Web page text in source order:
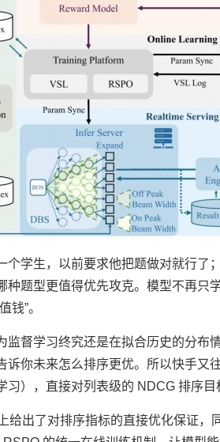
个学生，以前要求他把题做对就行了
种题型更值得优先攻克。模型不再只
钱”。
监督学习终究还是在拟合历史的分布
诉你未来怎么排序更优。所以快手又
习），直接对列表级的 NDCG 排序
给出了对排序指标的直接优化保证，